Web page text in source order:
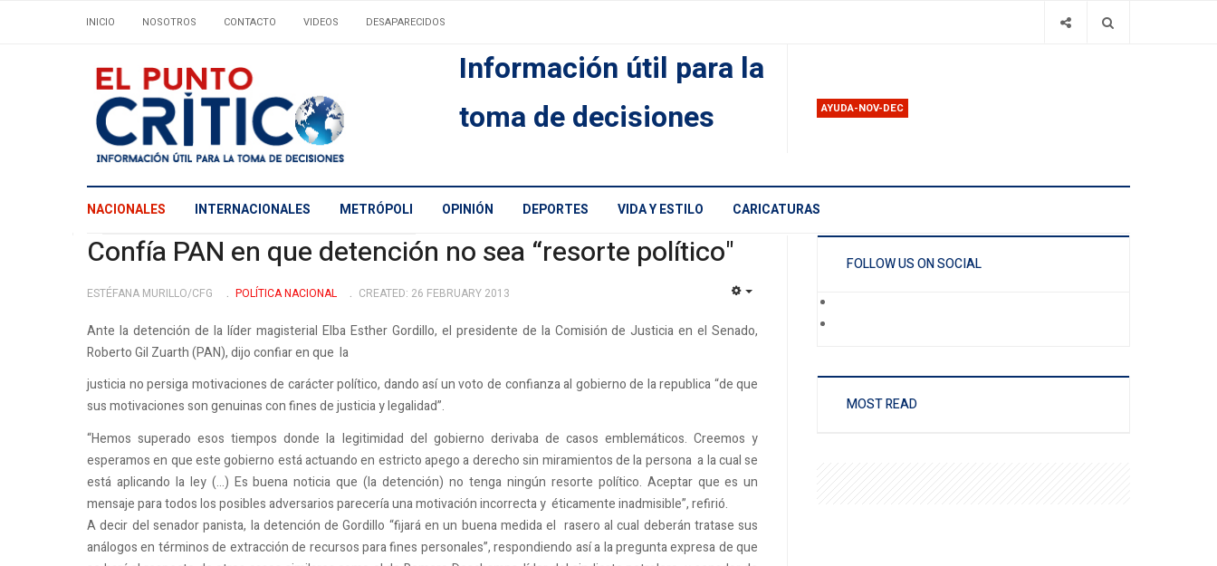
INICIO NOSOTROS CONTACTO VIDEOS DESAPARECIDOS
Información útil para la
toma de decisiones
AYUDA-NOV-DEC
NACIONALES INTERNACIONALES METRÓPOLI OPINIÓN DEPORTES VIDA Y ESTILO CARICATURAS
Confía PAN en que detención no sea “resorte político"
ESTÉFANA MURILLO/CFG POLÍ­TICA NACIONAL CREATED: 26 FEBRUARY 2013
Ante la detención de la líder magisterial Elba Esther Gordillo, el presidente de la Comisión de Justicia en el Senado,
Roberto Gil Zuarth (PAN), dijo confiar en que la
justicia no persiga motivaciones de carácter político, dando así un voto de confianza al gobierno de la republica “de que
sus motivaciones son genuinas con fines de justicia y legalidad”.
“Hemos superado esos tiempos donde la legitimidad del gobierno derivaba de casos emblemáticos. Creemos y
esperamos en que este gobierno está actuando en estricto apego a derecho sin miramientos de la persona a la cual se
está aplicando la ley (…) Es buena noticia que (la detención) no tenga ningún resorte político. Aceptar que es un
mensaje para todos los posibles adversarios parecería una motivación incorrecta y éticamente inadmisible”, refirió.
A decir del senador panista, la detención de Gordillo “fijará en un buena medida el rasero al cual deberán tratase sus
análogos en términos de extracción de recursos para fines personales”, respondiendo así a la pregunta expresa de que
FOLLOW US ON SOCIAL
MOST READ